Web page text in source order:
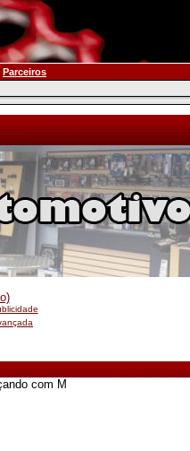
Parceiros
com M